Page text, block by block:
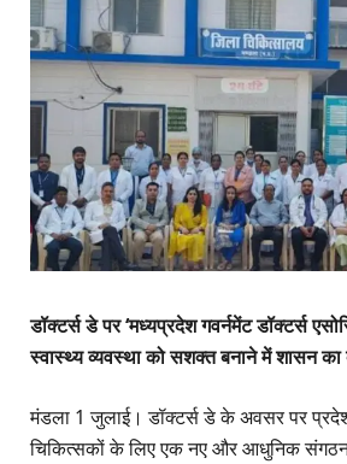
डॉक्टर्स डे पर ‘मध्यप्रदेश गवर्नमेंट डॉक्टर्स
स्वास्थ्य व्यवस्था को सशक्त बनाने में शासन का
मंडला 1 जुलाई। डॉक्टर्स डे के अवसर पर
चिकित्सकों के लिए एक नए और आधुनिक संगठन